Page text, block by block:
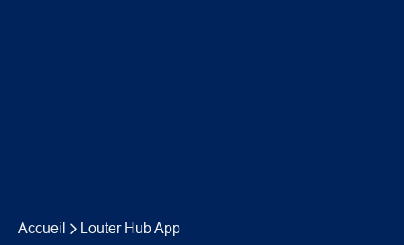
Accueil Louter Hub App